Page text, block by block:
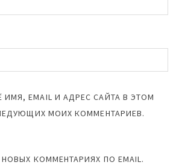
EMAIL И АДРЕС САЙТА В ЭТОМ
МОИХ КОММЕНТАРИЕВ.
КОММЕНТАРИЯХ ПО EMAIL.